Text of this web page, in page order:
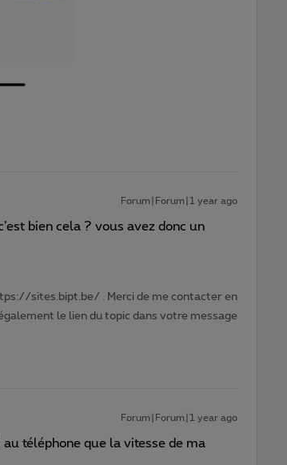
Forum|Forum|1 year ago
bien cela ? vous avez donc un
sites.bipt.be/ . Merci de me contacter en
le lien du topic dans votre message
Forum|Forum|1 year ago
au téléphone que la vitesse de ma